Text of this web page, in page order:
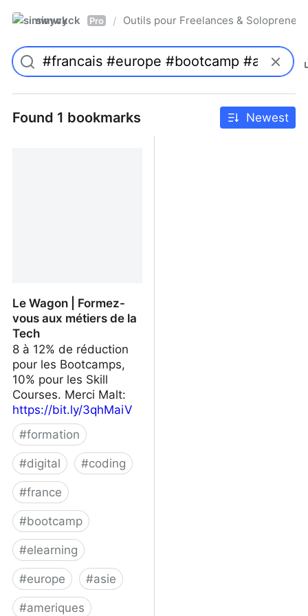
simwyck Pro / Outils pour Freelances &
Found 1 bookmarks Newest
Le Wagon | Formez-
vous aux métiers de la
Tech
8 à 12% de réduction
pour les Bootcamps,
10% pour les Skill
Courses. Merci Malt:
https://bit.ly/3qhMaiV
#formation
#digital #coding
#france
#bootcamp
#elearning
#europe #asie
#ameriques